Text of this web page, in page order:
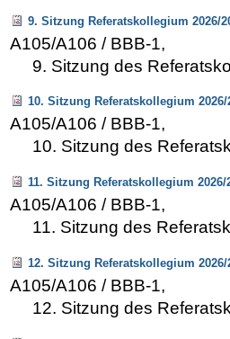
9. Sitzung Referatskollegium 2026/
A105/A106 / BBB-1,
9. Sitzung des
10. Sitzung Referatskollegium 2026/
A105/A106 / BBB-1,
10. Sitzung des
11. Sitzung Referatskollegium 2026/
A105/A106 / BBB-1,
11. Sitzung des
12. Sitzung Referatskollegium 2026/
A105/A106 / BBB-1,
12. Sitzung des